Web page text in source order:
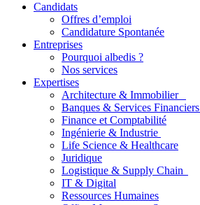
Candidats
Offres d’emploi
Candidature Spontanée
Entreprises
Pourquoi albedis ?
Nos services
Expertises
Architecture & Immobilier
Banques & Services Financiers
Finance et Comptabilité
Ingénierie & Industrie
Life Science & Healthcare
Juridique
Logistique & Supply Chain
IT & Digital
Ressources Humaines